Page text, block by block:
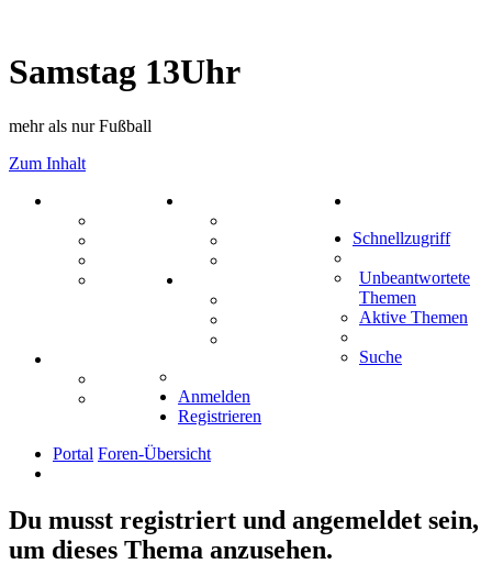
Samstag 13Uhr
mehr als nur Fußball
Zum Inhalt
Mastodon
Treffenübersicht
Zitatesammlung
Schiffe versenken
Tipprunde
Comunio
Schnellzugriff
Unbeantwortete
Themen
Aktive Themen
Suche
Anmelden
Registrieren
Portal Foren-Übersicht
Du musst registriert und angemeldet sein,
um dieses Thema anzusehen.